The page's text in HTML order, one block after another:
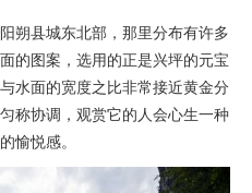
朔县城东北部，那里分布有许多
的图案，选用的正是兴坪的元宝
水面的宽度之比非常接近黄金分
称协调，观赏它的人会心生一种
愉悦感。